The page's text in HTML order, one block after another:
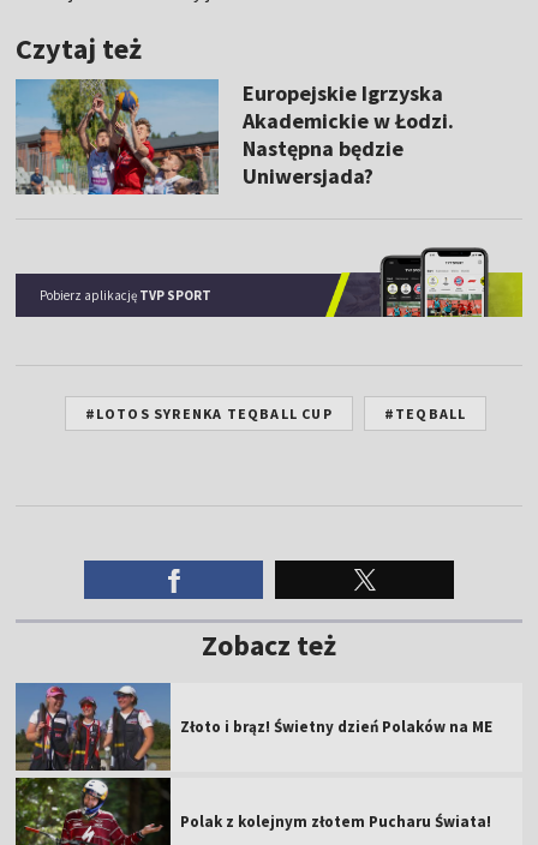
Czytaj też
Europejskie Igrzyska
Akademickie w Łodzi.
Następna będzie
Uniwersjada?
Pobierz aplikację TVP SPORT
#LOTOS SYRENKA TEQBALL CUP #TEQBALL
Zobacz też
Złoto i brąz! Świetny dzień Polaków na ME
Polak z kolejnym złotem Pucharu Świata!